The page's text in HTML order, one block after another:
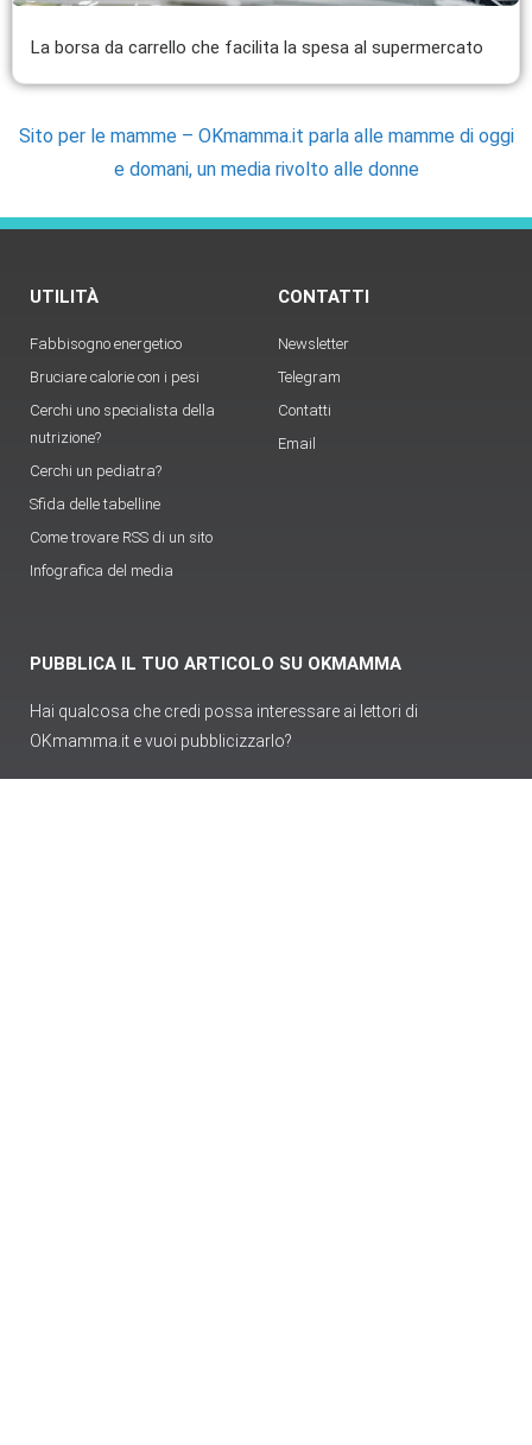
La borsa da carrello che facilita la spesa al supermercato
Sito per le mamme – OKmamma.it parla alle mamme di oggi
e domani, un media rivolto alle donne
UTILITÀ
Fabbisogno energetico
Bruciare calorie con i pesi
Cerchi uno specialista della
nutrizione?
Cerchi un pediatra?
Sfida delle tabelline
Come trovare RSS di un sito
Infografica del media
CONTATTI
Newsletter
Telegram
Contatti
Email
PUBBLICA IL TUO ARTICOLO SU OKMAMMA
Hai qualcosa che credi possa interessare ai lettori di
OKmamma.it e vuoi pubblicizzarlo?